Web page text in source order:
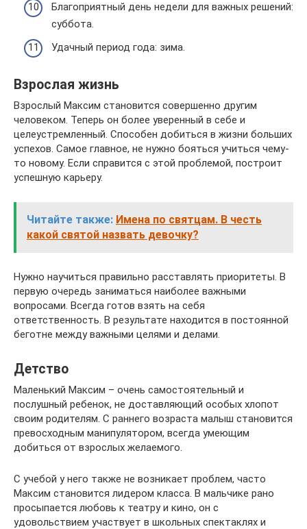
Благоприятный день недели для важных решений:
суббота.
Удачный период года: зима.
Взрослая жизнь
Взрослый Максим становится совершенно другим
человеком. Теперь он более уверенный в себе и
целеустремленный. Способен добиться в жизни больших
успехов. Самое главное, не нужно бояться учиться чему-
то новому. Если справится с этой проблемой, построит
успешную карьеру.
Читайте также: Имена по святцам. В честь
какой святой назвать девочку?
Нужно научиться правильно расставлять приоритеты. В
первую очередь заниматься наиболее важными
вопросами. Всегда готов взять на себя
ответственность. В результате находится в постоянной
беготне между важными целями и делами.
Детство
Маленький Максим – очень самостоятельный и
послушный ребенок, не доставляющий особых хлопот
своим родителям. С раннего возраста малыш становится
превосходным манипулятором, всегда умеющим
добиться от взрослых желаемого.
С учебой у него также не возникает проблем, часто
Максим становится лидером класса. В мальчике рано
просыпается любовь к театру и кино, он с
удовольствием участвует в школьных спектаклях и